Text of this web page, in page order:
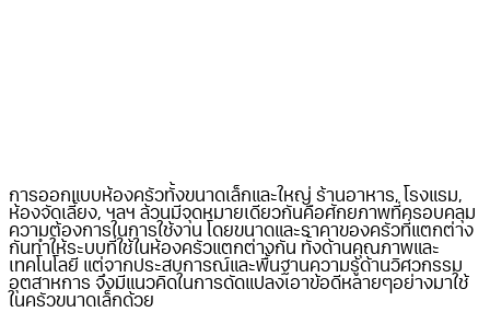
การออกแบบห้องครัวทั้งขนาดเล็กและใหญ่ ร้านอาหาร, โรงแรม,
ห้องจัดเลี้ยง, ฯลฯ ล้วนมีจุดหมายเดียวกันคือศักยภาพที่ครอบคลุม
ความต้องการในการใช้งาน โดยขนาดและราคาของครัวที่แตกต่าง
กันทำให้ระบบที่ใช้ในห้องครัวแตกต่างกัน ทั้งด้านคุณภาพและ
เทคโนโลยี แต่จากประสบการณ์และพื้นฐานความรู้ด้านวิศวกรรม
อุตสาหการ จึงมีแนวคิดในการดัดแปลงเอาข้อดีหลายๆอย่างมาใช้
ในครัวขนาดเล็กด้วย